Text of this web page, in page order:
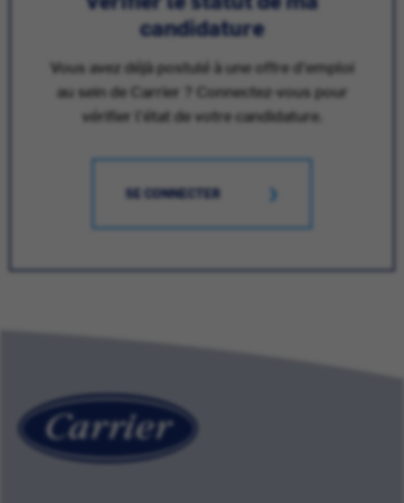
candidature
Vous avez déjà postulé à une offre d'emploi
au sein de Carrier ? Connectez-vous pour
vérifier l'état de votre candidature.
SE CONNECTER